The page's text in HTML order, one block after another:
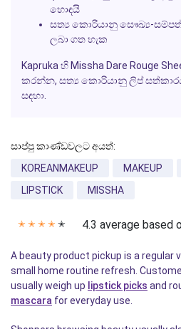
හොඳයි
සත්‍ය කොරියානු සෞඛ්‍ය-සම්පත්
ලබා ගත හැක
Kapruka හි Missha Dare Rouge
කරන්න, සත්‍ය කොරියානු ලිප් සත්කාරය
සඳහා.
සාප්පු කාණ්ඩවලට අයත්:
KOREANMAKEUP
MAKEUP
LIPSTICK
MISSHA
✭ ✭ ✭ ✭ ✭ 4.3 average based
A beauty product pickup is a regular
small home routine refresh.
usually weigh up lipstick picks and
mascara for everyday use.